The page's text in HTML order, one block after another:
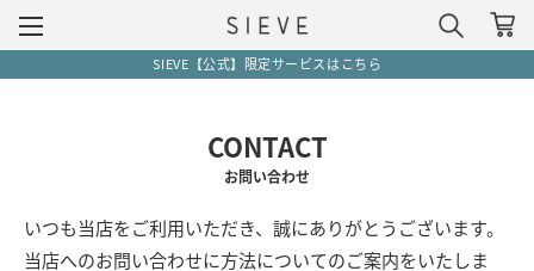
SIEVE【公式】限定サービスはこちら
CONTACT
お問い合わせ
いつも当店をご利用いただき、誠にありがとうございます。
当店へのお問い合わせに方法についてのご案内をいたしま